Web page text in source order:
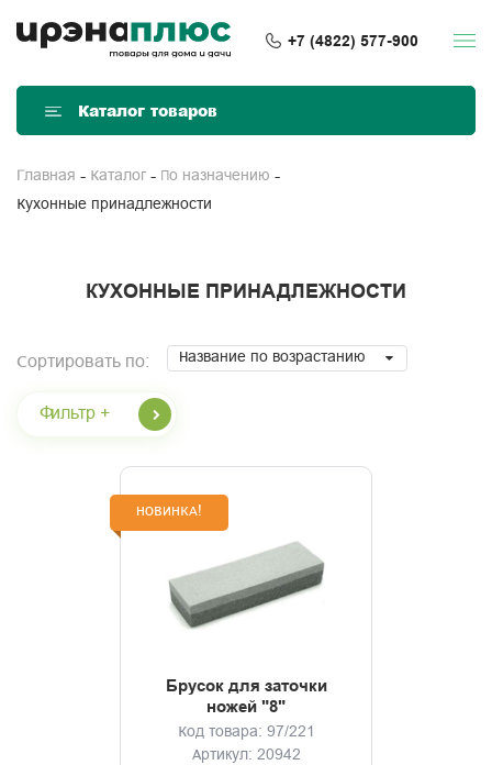
+7 (4822) 577-900
Каталог товаров
Главная Каталог
По назначению
Кухонные принадлежности
КУХОННЫЕ ПРИНАДЛЕЖНОСТИ
Сортировать по: Название по возрастанию
Фильтр +
НОВИНКА!
Брусок для заточки
ножей "8"
Код товара: 97/221
Артикул: 20942